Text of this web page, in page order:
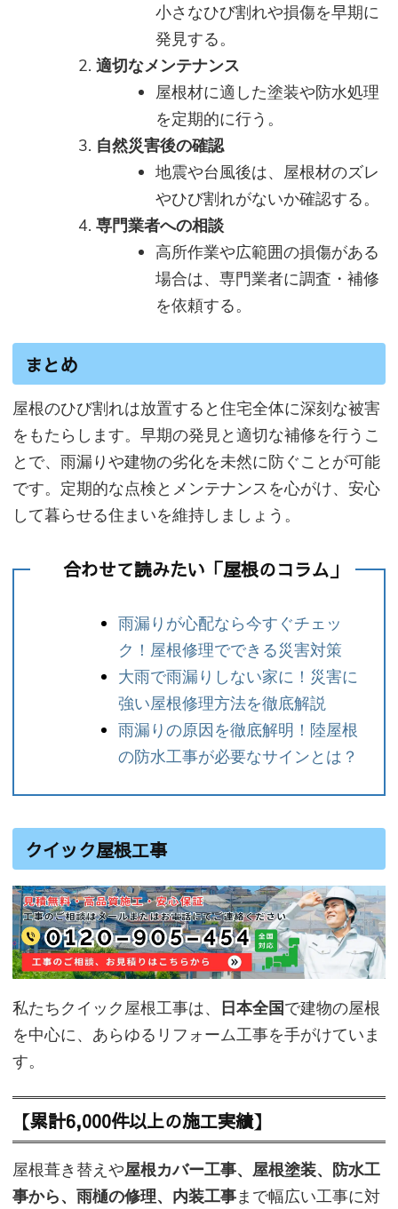
小さなひび割れや損傷を早期に
発見する。
適切なメンテナンス
屋根材に適した塗装や防水処理
を定期的に行う。
自然災害後の確認
地震や台風後は、屋根材のズレ
やひび割れがないか確認する。
専門業者への相談
高所作業や広範囲の損傷がある
場合は、専門業者に調査・補修
を依頼する。
まとめ
屋根のひび割れは放置すると住宅全体に深刻な被害
をもたらします。早期の発見と適切な補修を行うこ
とで、雨漏りや建物の劣化を未然に防ぐことが可能
です。定期的な点検とメンテナンスを心がけ、安心
して暮らせる住まいを維持しましょう。
合わせて読みたい「屋根のコラム」
雨漏りが心配なら今すぐチェッ
ク！屋根修理でできる災害対策
大雨で雨漏りしない家に！災害に
強い屋根修理方法を徹底解説
雨漏りの原因を徹底解明！陸屋根
の防水工事が必要なサインとは？
クイック屋根工事
私たちクイック屋根工事は、 日本全国で建物の屋根
を中心に、あらゆるリフォーム工事を手がけていま
す。
【累計6,000件以上の施工実績】
屋根葺き替えや屋根カバー工事、屋根塗装、防水工
事から、雨樋の修理、内装工事まで幅広い工事に対